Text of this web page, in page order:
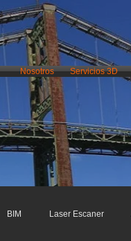
Nosotros Servicios 3D
BIM Laser Escaner